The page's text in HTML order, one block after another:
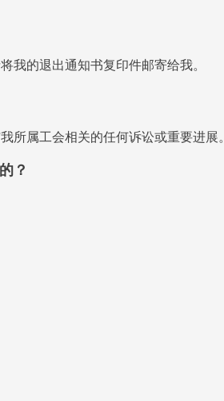
我的退出通知书复印件邮寄给我。
所属工会相关的任何诉讼或重要进展。
？